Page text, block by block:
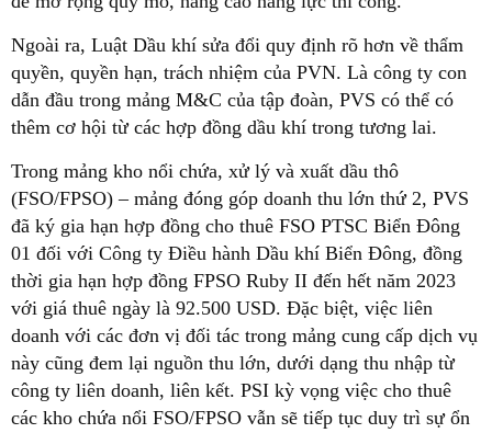
Ngoài ra, Luật Dầu khí sửa đổi quy định rõ hơn về thẩm
quyền, quyền hạn, trách nhiệm của PVN. Là công ty con
dẫn đầu trong mảng M&C của tập đoàn, PVS có thể có
thêm cơ hội từ các hợp đồng dầu khí trong tương lai.
Trong mảng kho nổi chứa, xử lý và xuất dầu thô
(FSO/FPSO) – mảng đóng góp doanh thu lớn thứ 2, PVS
đã ký gia hạn hợp đồng cho thuê FSO PTSC Biển Đông
01 đối với Công ty Điều hành Dầu khí Biển Đông, đồng
thời gia hạn hợp đồng FPSO Ruby II đến hết năm 2023
với giá thuê ngày là 92.500 USD. Đặc biệt, việc liên
doanh với các đơn vị đối tác trong mảng cung cấp dịch vụ
này cũng đem lại nguồn thu lớn, dưới dạng thu nhập từ
công ty liên doanh, liên kết. PSI kỳ vọng việc cho thuê
các kho chứa nổi FSO/FPSO vẫn sẽ tiếp tục duy trì sự ổn